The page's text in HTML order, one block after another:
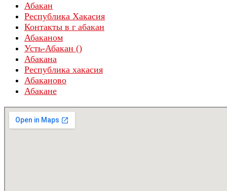
Абакан
Республика Хакасия
Контакты в г абакан
Абаканом
Усть-Абакан ()
Абакана
Республика хакасия
Абаканово
Абакане